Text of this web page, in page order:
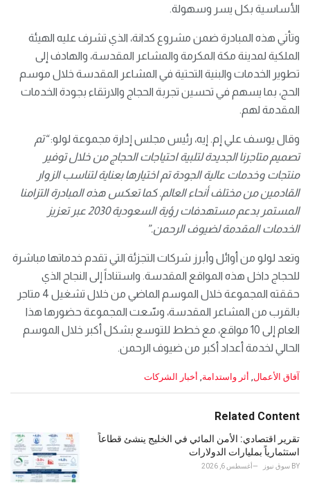
الأساسية بكل يسر وسهولة.
وتأتي هذه المبادرة ضمن مشروع كدانة، الذي تشرف عليه الهيئة
الملكية لمدينة مكة المكرمة والمشاعر المقدسة، والهادف إلى
تطوير الخدمات والبنية التحتية في المشاعر المقدسة خلال موسم
الحج، بما يسهم في تحسين تجربة الحجاج والارتقاء بجودة الخدمات
المقدمة لهم.
وقال يوسف علي إم. إيه، رئيس مجلس إدارة مجموعة لولو:“تم
تصميم متاجرنا الجديدة لتلبية احتياجات الحجاج من خلال توفير
منتجات وخدمات عالية الجودة تم اختيارها بعناية لتناسب الزوار
القادمين من مختلف أنحاء العالم. كما تعكس هذه المبادرة التزامنا
المستمر بدعم مستهدفات رؤية السعودية 2030 عبر تعزيز
الخدمات المقدمة لضيوف الرحمن.”
وتعد لولو من أوائل وأبرز شركات التجزئة التي تقدم خدماتها مباشرة
للحجاج داخل هذه المواقع المقدسة. واستناداً إلى النجاح الذي
حققته المجموعة خلال الموسم الماضي من خلال تشغيل 4 متاجر
بالقرب من المشاعر المقدسة، وسّعت المجموعة حضورها هذا
العام إلى 10 مواقع، مع خطط للتوسع بشكل أكبر خلال الموسم
الحالي لخدمة أعداد أكبر من ضيوف الرحمن.
C
e
o
r
i
آفاق الأعمال أثر واستدامة أخبار الشركات
Related Content
تقرير اقتصادي: الأمن المائي في الخليج ينشئ قطاعاً
استثمارياً بمليارات الدولارات
BY سوق نيوز أغسطس 6, 2026